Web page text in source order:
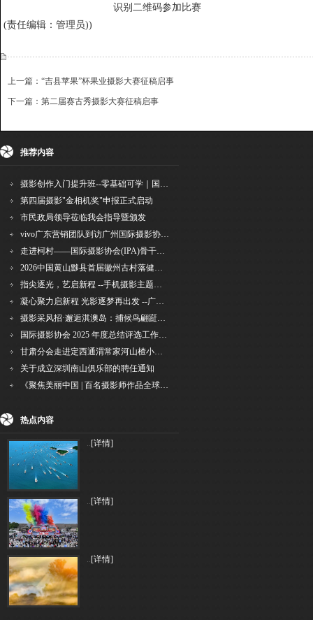
识别二维码参加比赛
(责任编辑：管理员))
上一篇：“吉县苹果”杯果业摄影大赛征稿启事
下一篇：第二届赛古秀摄影大赛征稿启事
收藏 挑错 推荐 打印
推荐内容
摄影创作入门提升班--零基础可学｜国际评委授课｜手机·相机均可｜AI工具｜摄影比赛指
第四届摄影"金相机奖"申报正式启动
市民政局领导莅临我会指导暨颁发
vivo广东营销团队到访广州国际摄影协会 共商合作事宜
走进柯村——国际摄影协会(IPA)骨干采风安徽行之6
2026中国黄山黟县首届徽州古村落健康跑圆满举行
指尖逐光，艺启新程 --手机摄影主题讲座在市老年干部大学圆满落幕
凝心聚力启新程 光影逐梦再出发 --广州国际摄影协会2026年首次会长秘书长会议召开
摄影采风招·邂逅淇澳岛：捕候鸟翩跹，寻古村烟火，追海上霞光
国际摄影协会 2025 年度总结评选工作的通知
甘肃分会走进定西通渭常家河山楂小镇旅游景区开展"红果满枝迎丰岁·山楂小镇庆佳节"为主
关于成立深圳南山俱乐部的聘任通知
《聚焦美丽中国 | 百名摄影师作品全球巡回展》（晋中）开幕新闻通稿
热点内容
..[详情]
..[详情]
..[详情]